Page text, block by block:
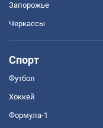
Запорожье
Черкассы
Спорт
Футбол
Хоккей
Формула-1